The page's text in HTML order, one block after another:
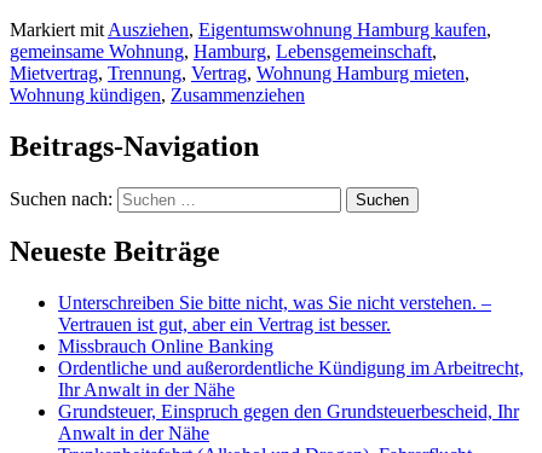
Markiert mit Ausziehen, Eigentumswohnung Hamburg kaufen,
gemeinsame Wohnung, Hamburg, Lebensgemeinschaft,
Mietvertrag, Trennung, Vertrag, Wohnung Hamburg mieten,
Wohnung kündigen, Zusammenziehen
Beitrags-Navigation
Suchen nach:
Neueste Beiträge
Unterschreiben Sie bitte nicht, was Sie nicht verstehen. –
Vertrauen ist gut, aber ein Vertrag ist besser.
Missbrauch Online Banking
Ordentliche und außerordentliche Kündigung im Arbeitrecht,
Ihr Anwalt in der Nähe
Grundsteuer, Einspruch gegen den Grundsteuerbescheid, Ihr
Anwalt in der Nähe